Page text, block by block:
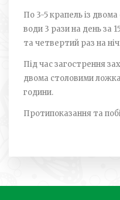
По 3-­5 крапель із
води 3 рази на день за
та четвертий раз на
Під час загострення
двома столовими
години.
Протипоказання та